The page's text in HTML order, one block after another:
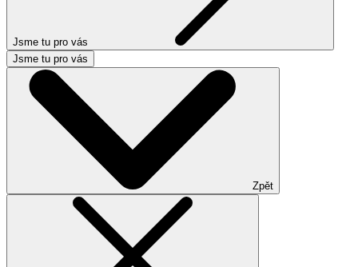
Jsme tu pro vás
Jsme tu pro vás
Zpět